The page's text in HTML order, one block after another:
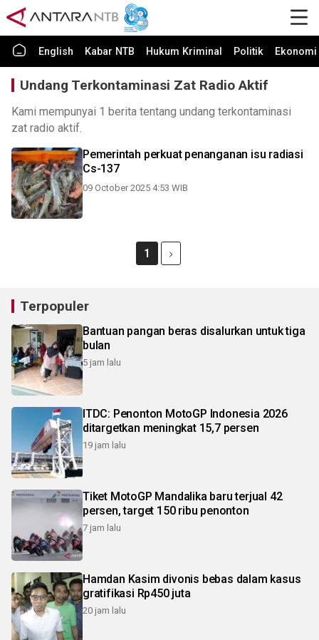
English Kabar NTB Hukum Kriminal Politik
Undang Terkontaminasi Zat Radio Aktif
Kami mempunyai 1 berita tentang undang terkontaminasi
zat radio aktif.
Pemerintah perkuat penanganan isu radiasi
Cs-137
09 October 2025 4:53 WIB
1
Terpopuler
Bantuan pangan beras disalurkan untuk tiga
bulan
5 jam lalu
ITDC: Penonton MotoGP Indonesia 2026
ditargetkan meningkat 15,7 persen
19 jam lalu
Tiket MotoGP Mandalika baru terjual 42
persen, target 150 ribu penonton
7 jam lalu
Hamdan Kasim divonis bebas dalam kasus
gratifikasi Rp450 juta
20 jam lalu